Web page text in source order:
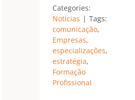
Categories:
Notícias | Tags:
comunicação,
Empresas,
especializações,
estratégia,
Formação
Profissional